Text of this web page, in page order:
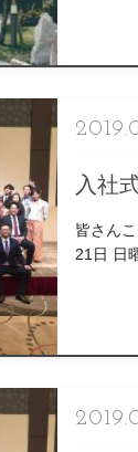
入社
皆さん
21日 日